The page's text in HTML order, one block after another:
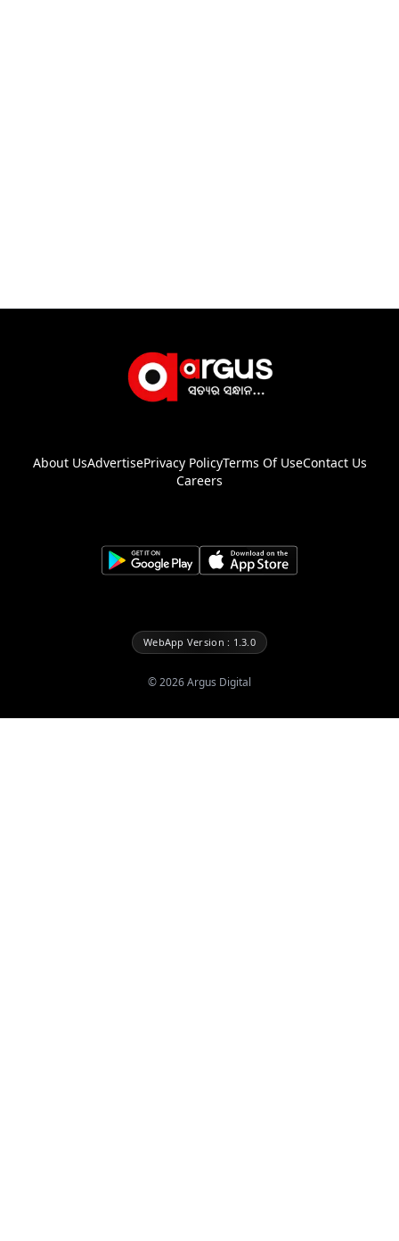
About UsAdvertisePrivacy PolicyTerms Of UseContact Us
Careers
WebApp Version : 1.3.0
©2026Argus Digital